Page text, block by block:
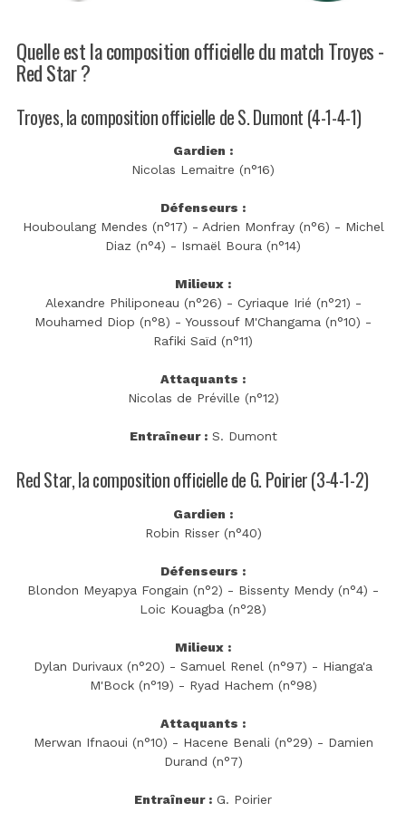
Quelle est la composition officielle du match Troyes -
Red Star ?
Troyes, la composition officielle de S. Dumont (4-1-4-1)
Gardien :
Nicolas Lemaitre (n°16)
Défenseurs :
Houboulang Mendes (n°17) - Adrien Monfray (n°6) - Michel
Diaz (n°4) - Ismaël Boura (n°14)
Milieux :
Alexandre Philiponeau (n°26) - Cyriaque Irié (n°21) -
Mouhamed Diop (n°8) - Youssouf M'Changama (n°10) -
Rafiki Saïd (n°11)
Attaquants :
Nicolas de Préville (n°12)
Entraîneur :S. Dumont
Red Star, la composition officielle de G. Poirier (3-4-1-2)
Gardien :
Robin Risser (n°40)
Défenseurs :
Blondon Meyapya Fongain (n°2) - Bissenty Mendy (n°4) -
Loic Kouagba (n°28)
Milieux :
Dylan Durivaux (n°20) - Samuel Renel (n°97) - Hianga'a
M'Bock (n°19) - Ryad Hachem (n°98)
Attaquants :
Merwan Ifnaoui (n°10) - Hacene Benali (n°29) - Damien
Durand (n°7)
Entraîneur : G. Poirier